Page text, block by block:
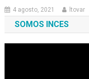
4 agosto, 2021 ltovar
SOMOS INCES